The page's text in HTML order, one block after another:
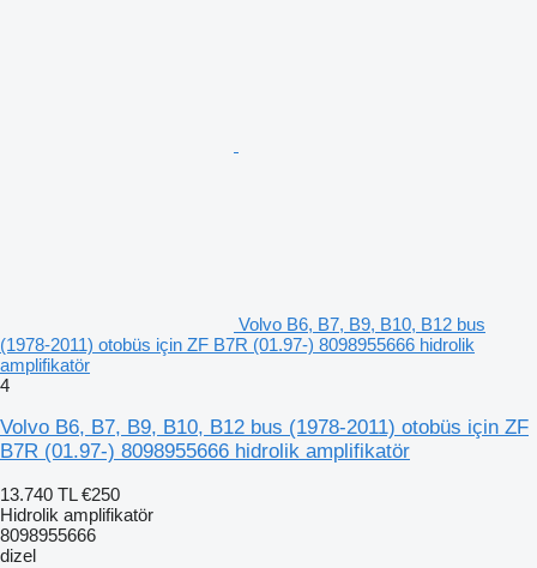
Volvo B6, B7, B9, B10, B12 bus
(1978-2011) otobüs için ZF B7R (01.97-) 8098955666 hidrolik
amplifikatör
4
Volvo B6, B7, B9, B10, B12 bus (1978-2011) otobüs için ZF
B7R (01.97-) 8098955666 hidrolik amplifikatör
13.740 TL €250
Hidrolik amplifikatör
8098955666
dizel